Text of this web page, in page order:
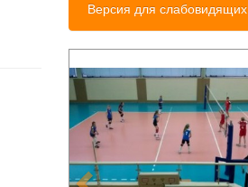
Версия для слабовидящих
Previous